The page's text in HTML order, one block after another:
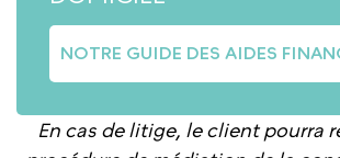
NOTRE GUIDE DES AIDES
En cas de litige, le client pourra